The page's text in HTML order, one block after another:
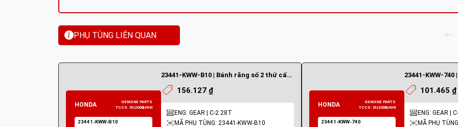
PHỤ TÙNG LIÊN QUAN
23441-KWW-B10 | Bánh răng số 2 thứ cấp 28răng
156.127 ₫
ENG: GEAR | C-2 28T
MÃ PHỤ TÙNG: 23441-KWW-B10
101.465 ₫
ENG: GEAR |
MÃ PHỤ